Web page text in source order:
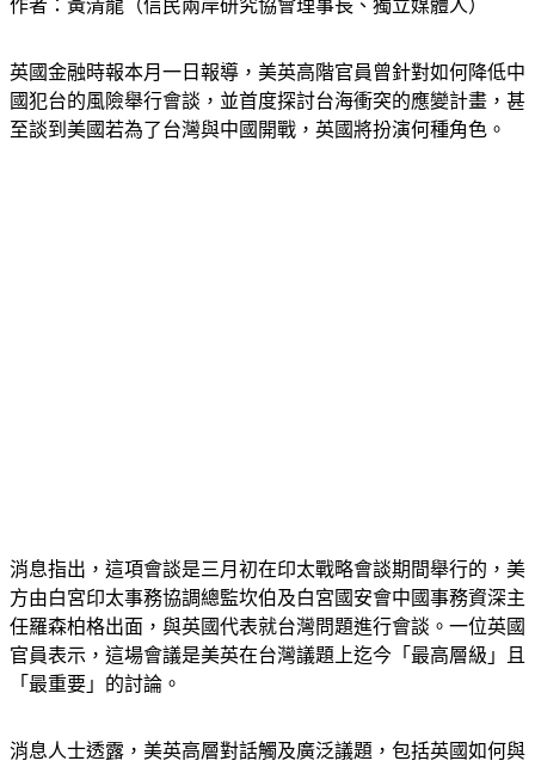
作者：黃清龍（信民兩岸研究協會理事長、獨立媒體人）
英國金融時報本月一日報導，美英高階官員曾針對如何降低中
國犯台的風險舉行會談，並首度探討台海衝突的應變計畫，甚
至談到美國若為了台灣與中國開戰，英國將扮演何種角色。
消息指出，這項會談是三月初在印太戰略會談期間舉行的，美
方由白宮印太事務協調總監坎伯及白宮國安會中國事務資深主
任羅森柏格出面，與英國代表就台灣問題進行會談。一位英國
官員表示，這場會議是美英在台灣議題上迄今「最高層級」且
「最重要」的討論。
消息人士透露，美英高層對話觸及廣泛議題，包括英國如何與